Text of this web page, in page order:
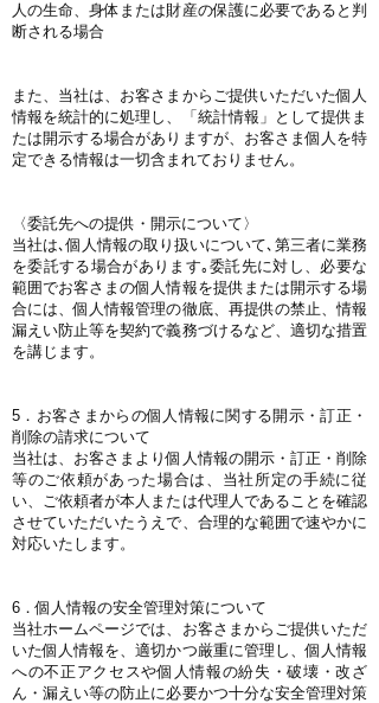
人の生命、身体または財産の保護に必要であると判
断される場合
また、当社は、お客さまからご提供いただいた個人
情報を統計的に処理し、「統計情報」として提供ま
たは開示する場合がありますが、お客さま個人を特
定できる情報は一切含まれておりません。
〈委託先への提供・開示について〉
当社は､個人情報の取り扱いについて､第三者に業務
を委託する場合があります｡委託先に対し、必要な
範囲でお客さまの個人情報を提供または開示する場
合には、個人情報管理の徹底、再提供の禁止、情報
漏えい防止等を契約で義務づけるなど、適切な措置
を講じます。
5．お客さまからの個人情報に関する開示・訂正・
削除の請求について
当社は、お客さまより個人情報の開示・訂正・削除
等のご依頼があった場合は、当社所定の手続に従
い、ご依頼者が本人または代理人であることを確認
させていただいたうえで、合理的な範囲で速やかに
対応いたします。
6．個人情報の安全管理対策について
当社ホームページでは、お客さまからご提供いただ
いた個人情報を、適切かつ厳重に管理し、個人情報
への不正アクセスや個人情報の紛失・破壊・改ざ
ん・漏えい等の防止に必要かつ十分な安全管理対策